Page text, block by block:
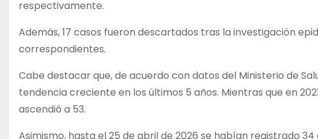
respectivamente.
Además, 17 casos fueron descartados tras la investigación
correspondientes.
Cabe destacar que, de acuerdo con datos del Ministerio de
tendencia creciente en los últimos 5 años. Mientras que en
ascendió a 53.
Asimismo, hasta el 25 de abril de 2026 se habían registrado